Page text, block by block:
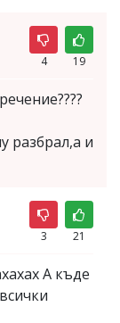
4 19
разбрал,а и
3 21
А къде